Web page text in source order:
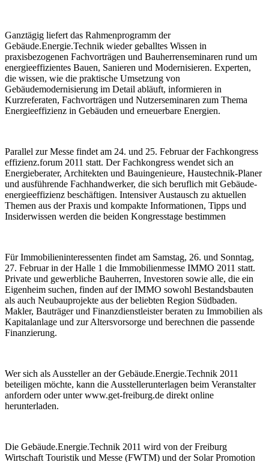
Ganztägig liefert das Rahmenprogramm der
Gebäude.Energie.Technik wieder geballtes Wissen in
praxisbezogenen Fachvorträgen und Bauherrenseminaren rund um
energieeffizientes Bauen, Sanieren und Modernisieren. Experten,
die wissen, wie die praktische Umsetzung von
Gebäudemodernisierung im Detail abläuft, informieren in
Kurzreferaten, Fachvorträgen und Nutzerseminaren zum Thema
Energieeffizienz in Gebäuden und erneuerbare Energien.
Parallel zur Messe findet am 24. und 25. Februar der Fachkongress
effizienz.forum 2011 statt. Der Fachkongress wendet sich an
Energieberater, Architekten und Bauingenieure, Haustechnik-Planer
und ausführende Fachhandwerker, die sich beruflich mit Gebäude-
energieeffizienz beschäftigen. Intensiver Austausch zu aktuellen
Themen aus der Praxis und kompakte Informationen, Tipps und
Insiderwissen werden die beiden Kongresstage bestimmen
Für Immobilieninteressenten findet am Samstag, 26. und Sonntag,
27. Februar in der Halle 1 die Immobilienmesse IMMO 2011 statt.
Private und gewerbliche Bauherren, Investoren sowie alle, die ein
Eigenheim suchen, finden auf der IMMO sowohl Bestandsbauten
als auch Neubauprojekte aus der beliebten Region Südbaden.
Makler, Bauträger und Finanzdienstleister beraten zu Immobilien als
Kapitalanlage und zur Altersvorsorge und berechnen die passende
Finanzierung.
Wer sich als Aussteller an der Gebäude.Energie.Technik 2011
beteiligen möchte, kann die Ausstellerunterlagen beim Veranstalter
anfordern oder unter www.get-freiburg.de direkt online
herunterladen.
Die Gebäude.Energie.Technik 2011 wird von der Freiburg
Wirtschaft Touristik und Messe (FWTM) und der Solar Promotion